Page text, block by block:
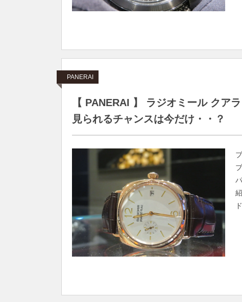
PANERAI
【 PANERAI 】 ラジオミール クア
見られるチャンスは今だけ・・？